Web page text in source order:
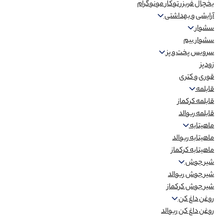
یخچال فریزر توکار مونوگرام
آرایشی و بهداشتی
سشوار
سشوار بیم
سرویس پخت و پز
زودپز
قوری و کتری
قابلمه
قابلمه کرکماز
قابلمه ریوالد
ماهیتابه
ماهیتابه ریوالد
ماهیتابه کرکماز
شیر جوش
شیر جوش ریوالد
شیر جوش کرکماز
روغن داغ کن
روغن داغ کن ریوالد